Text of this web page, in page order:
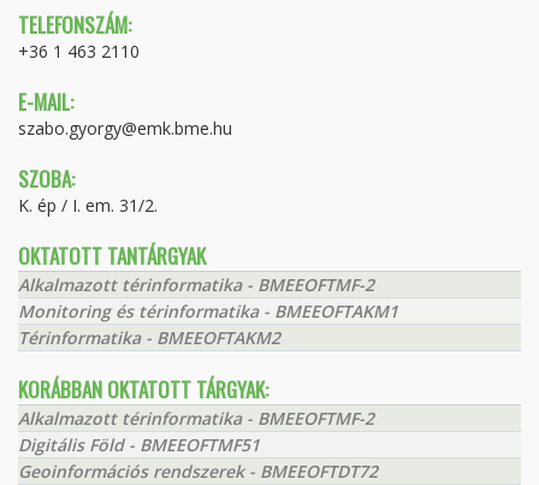
TELEFONSZÁM:
+36 1 463 2110
E-MAIL:
szabo.gyorgy@emk.bme.hu
SZOBA:
K. ép / I. em. 31/2.
OKTATOTT TANTÁRGYAK
Alkalmazott térinformatika - BMEEOFTMF-2
Monitoring és térinformatika - BMEEOFTAKM1
Térinformatika - BMEEOFTAKM2
KORÁBBAN OKTATOTT TÁRGYAK:
Alkalmazott térinformatika - BMEEOFTMF-2
Digitális Föld - BMEEOFTMF51
Geoinformációs rendszerek - BMEEOFTDT72